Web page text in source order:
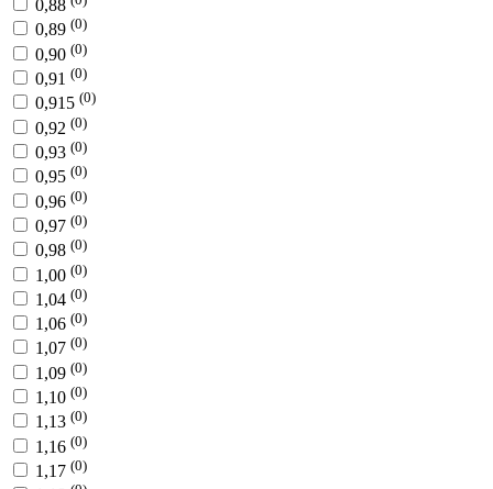
0,88
0,89 (0)
0,90 (0)
0,91 (0)
0,915 (0)
0,92 (0)
0,93 (0)
0,95 (0)
0,96 (0)
0,97 (0)
0,98 (0)
1,00 (0)
1,04 (0)
1,06 (0)
1,07 (0)
1,09 (0)
1,10 (0)
1,13 (0)
1,16 (0)
1,17 (0)